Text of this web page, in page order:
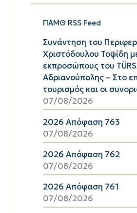
ΠΑΜΘ RSS Feed
Συνάντηση του
Χριστόδουλου Τοψίδη
εκπροσώπους του
Αδριανούπολης – Στο
τουρισμός και οι
07/08/2026
2026 Απόφαση 763
07/08/2026
2026 Απόφαση 762
07/08/2026
2026 Απόφαση 761
07/08/2026